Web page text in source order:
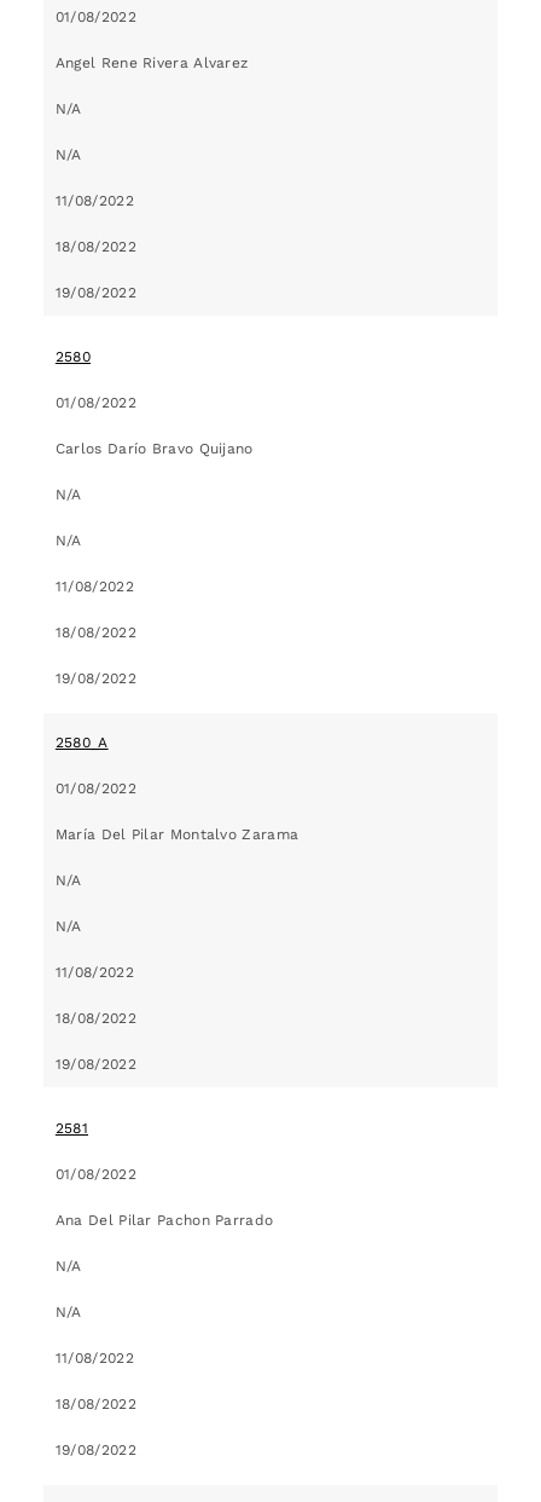
01/08/2022
Angel Rene Rivera Alvarez
N/A
N/A
11/08/2022
18/08/2022
19/08/2022
2580
01/08/2022
Carlos Darío Bravo Quijano
N/A
N/A
11/08/2022
18/08/2022
19/08/2022
2580_A
01/08/2022
María Del Pilar Montalvo Zarama
N/A
N/A
11/08/2022
18/08/2022
19/08/2022
2581
01/08/2022
Ana Del Pilar Pachon Parrado
N/A
N/A
11/08/2022
18/08/2022
19/08/2022